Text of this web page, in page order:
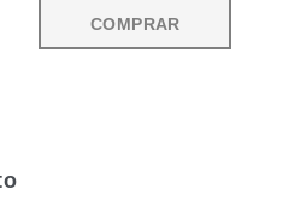
COMPRAR